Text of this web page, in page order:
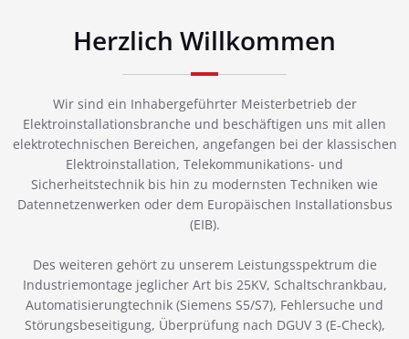
Herzlich Willkommen
Wir sind ein Inhabergeführter Meisterbetrieb der
Elektroinstallationsbranche und beschäftigen uns mit allen
elektrotechnischen Bereichen, angefangen bei der klassischen
Elektroinstallation, Telekommunikations- und
Sicherheitstechnik bis hin zu modernsten Techniken wie
Datennetzenwerken oder dem Europäischen Installationsbus
(EIB).
Des weiteren gehört zu unserem Leistungsspektrum die
Industriemontage jeglicher Art bis 25KV, Schaltschrankbau,
Automatisierungtechnik (Siemens S5/S7), Fehlersuche und
Störungsbeseitigung, Überprüfung nach DGUV 3 (E-Check),